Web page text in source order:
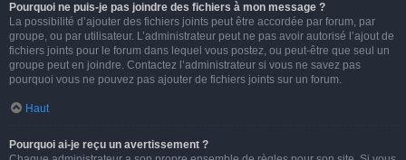
Pourquoi ne puis-je pas joindre des fichiers à mon message ?
La possibilité d’ajouter des fichiers joints peut être accordée par forum, par
groupe, ou par utilisateur. L’administrateur peut ne pas avoir autorisé l’ajout de
fichiers joints pour le forum dans lequel vous postez, ou peut-être que seul un
groupe peut en joindre. Contactez l’administrateur si vous ne savez pas
pourquoi vous ne pouvez pas ajouter de fichiers joints sur un forum.
Haut
Pourquoi ai-je reçu un avertissement ?